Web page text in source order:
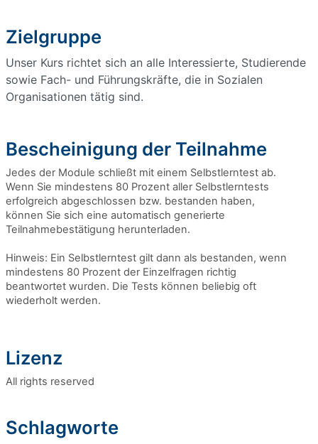
Zielgruppe
Unser Kurs richtet sich an alle Interessierte, Studierende
sowie Fach- und Führungskräfte, die in Sozialen
Organisationen tätig sind.
Bescheinigung der Teilnahme
Jedes der Module schließt mit einem Selbstlerntest ab.
Wenn Sie mindestens 80 Prozent aller Selbstlerntests
erfolgreich abgeschlossen bzw. bestanden haben,
können Sie sich eine automatisch generierte
Teilnahmebestätigung herunterladen.
Hinweis: Ein Selbstlerntest gilt dann als bestanden, wenn
mindestens 80 Prozent der Einzelfragen richtig
beantwortet wurden. Die Tests können beliebig oft
wiederholt werden.
Lizenz
All rights reserved
Schlagworte